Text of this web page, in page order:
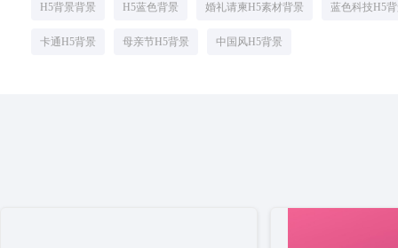
H5背景背景 H5蓝色背景 婚礼请柬H5素材背景 蓝色科技H5
卡通H5背景 母亲节H5背景 中国风H5背景